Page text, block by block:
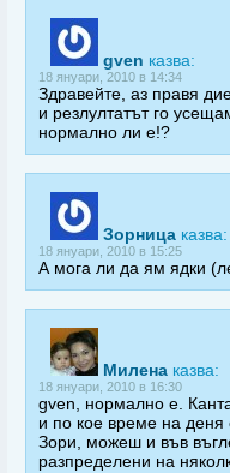
gven казва:
18 януари, 2010 в 14:34
Здравейте, аз правя
и резлултатът го
нормално ли е!?
Зорница казва:
18 януари, 2010 в 15:25
А мога ли да ям ядки
Милена казва:
18 януари, 2010 в 16:30
gven, нормално е.
и по кое време на деня
Зори, можеш и във
разпределени на